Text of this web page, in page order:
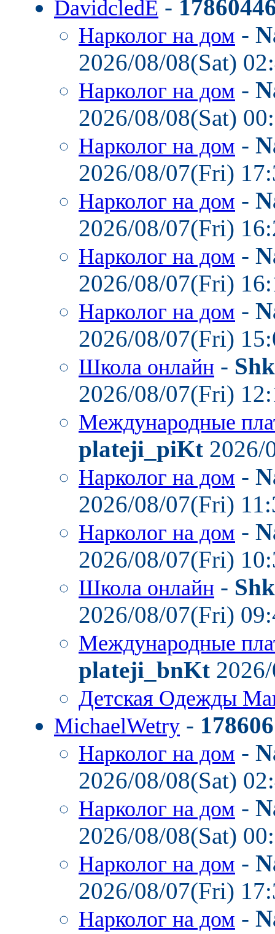
DavidcledE -
Нарколог на дом -
2026/08/08(Sat)
Нарколог на дом -
2026/08/08(Sat)
Нарколог на дом -
2026/08/07(Fri)
Нарколог на дом -
2026/08/07(Fri)
Нарколог на дом -
2026/08/07(Fri)
Нарколог на дом -
2026/08/07(Fri)
Школа онлайн -
2026/08/07(Fri)
Международные
plateji_piKt 2026/
Нарколог на дом -
2026/08/07(Fri)
Нарколог на дом -
2026/08/07(Fri)
Школа онлайн -
2026/08/07(Fri)
Международные
plateji_bnKt
Детская Одежды
MichaelWetry -
Нарколог на дом -
2026/08/08(Sat)
Нарколог на дом -
2026/08/08(Sat)
Нарколог на дом -
2026/08/07(Fri)
Нарколог на дом -